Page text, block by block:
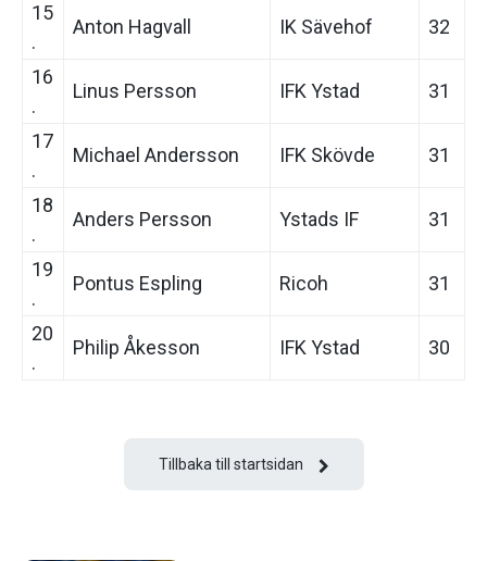
15
.
Anton Hagvall IK Sävehof 32
16
.
Linus Persson IFK Ystad 31
17
.
Michael Andersson IFK Skövde 31
18
.
Anders Persson Ystads IF 31
19
.
Pontus Espling Ricoh 31
20
.
Philip Åkesson IFK Ystad 30
Tillbaka till startsidan